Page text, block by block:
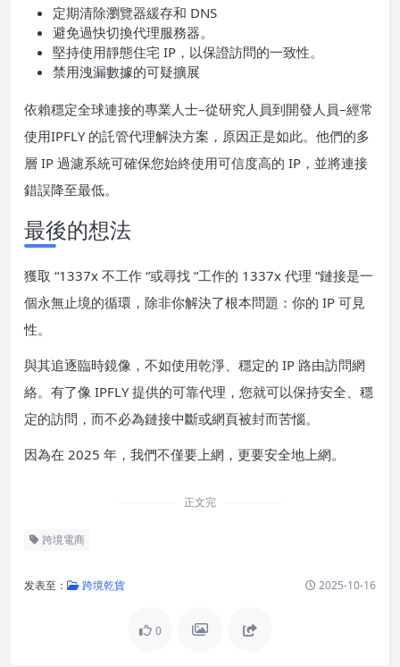
定期清除瀏覽器緩存和 DNS
避免過快切換代理服務器。
堅持使用靜態住宅 IP，以保證訪問的一致性。
禁用洩漏數據的可疑擴展
依賴穩定全球連接的專業人士–從研究人員到開發人員–經常
使用IPFLY 的託管代理解決方案，原因正是如此。他們的多
層 IP 過濾系統可確保您始終使用可信度高的 IP，並將連接
錯誤降至最低。
最後的想法
獲取 “1337x 不工作 “或尋找 “工作的 1337x 代理 “鏈接是一
個永無止境的循環，除非你解決了根本問題：你的 IP 可見
性。
與其追逐臨時鏡像，不如使用乾淨、穩定的 IP 路由訪問網
絡。有了像 IPFLY 提供的可靠代理，您就可以保持安全、穩
定的訪問，而不必為鏈接中斷或網頁被封而苦惱。
因為在 2025 年，我們不僅要上網，更要安全地上網。
正文完
跨境電商
发表至： 跨境乾貨 2025-10-16
0